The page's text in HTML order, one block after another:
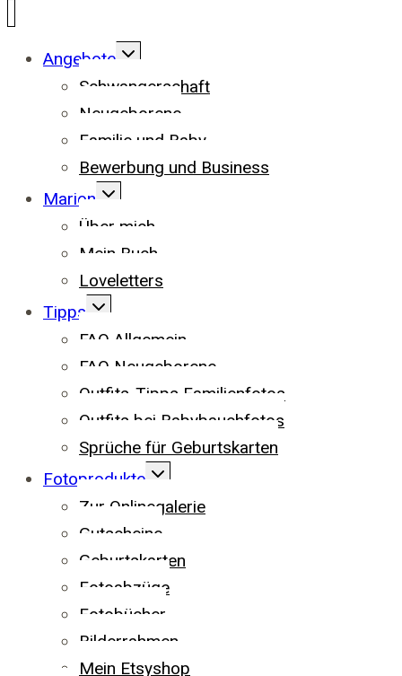
Angebote UNTERMENÜ
UMSCHALTEN
Schwangerschaft
Neugeborene
Familie und Baby
Bewerbung und Business
Marion UNTERMENÜ
UMSCHALTEN
Über mich
Mein Buch
Loveletters
Tipps UNTERMENÜ
UMSCHALTEN
FAQ Allgemein
FAQ Neugeborene
Outfits-Tipps Familienfotos
Outfits bei Babybauchfotos
Sprüche für Geburtskarten
Fotoprodukte UNTERMENÜ
UMSCHALTEN
Zur Onlinegalerie
Gutscheine
Geburtskarten
Fotoabzüge
Fotobücher
Bilderrahmen
Mein Etsyshop